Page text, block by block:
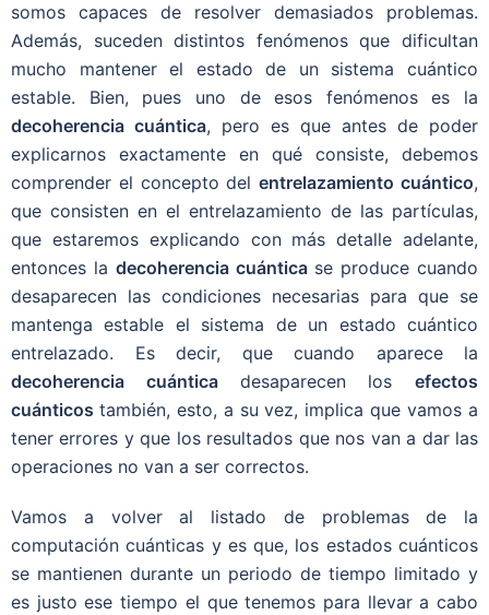
somos capaces de resolver demasiados problemas.
Además, suceden distintos fenómenos que dificultan
mucho mantener el estado de un sistema cuántico
estable. Bien, pues uno de esos fenómenos es la
decoherencia cuántica, pero es que antes de poder
explicarnos exactamente en qué consiste, debemos
comprender el concepto delentrelazamiento cuántico,
que consisten en el entrelazamiento de las partículas,
que estaremos explicando con más detalle adelante,
entonces la decoherencia cuántica se produce cuando
desaparecen las condiciones necesarias para que se
mantenga estable el sistema de un estado cuántico
entrelazado. Es decir, que cuando aparece la
decoherencia cuántica desaparecen los efectos
cuánticos también, esto, a su vez, implica que vamos a
tener errores y que los resultados que nos van a dar las
operaciones no van a ser correctos.
Vamos a volver al listado de problemas de la
computación cuánticas y es que, los estados cuánticos
se mantienen durante un periodo de tiempo limitado y
es justo ese tiempo el que tenemos para llevar a cabo